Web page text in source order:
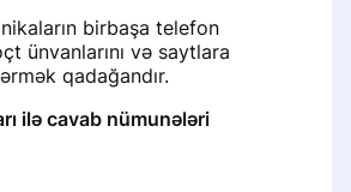
birbaşa telefon
ünvanlarını və saytlara
qadağandır.
ilə cavab nümunələri